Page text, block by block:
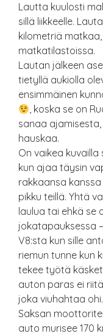
Lautta kuulosti
sillä liikkeelle.
kilometriä
matkatilastoissa.
Lautan jälkeen
tietyllä aukiolla
ensimmäinen
, koska se on
sanaa
hauskaa.
On vaikea
kun ajaa täysin
rakkaansa
pikku teillä. Yhtä
laulua tai ehkä se
jokatapauksessa
V8:sta kun sille
riemun tunne kun
tekee työtä
auton paras ei
joka viuhahtaa
Saksan
auto murisee 170